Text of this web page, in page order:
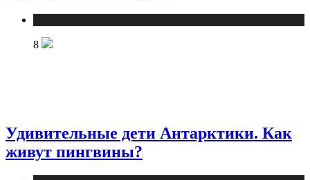
8
Удивительные дети Антарктики. Как
живут пингвины?